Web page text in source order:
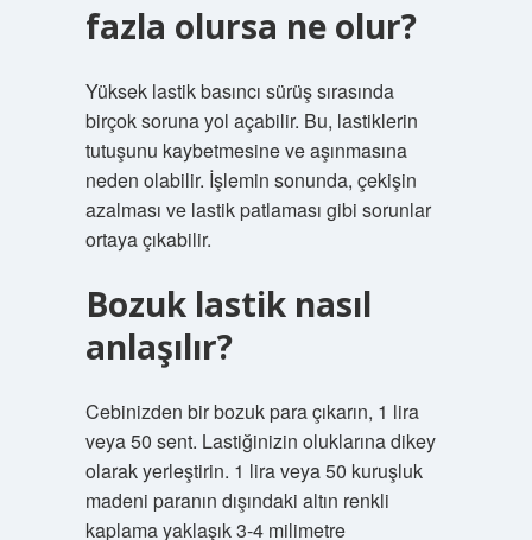
fazla olursa ne olur?
Yüksek lastik basıncı sürüş sırasında
birçok soruna yol açabilir. Bu, lastiklerin
tutuşunu kaybetmesine ve aşınmasına
neden olabilir. İşlemin sonunda, çekişin
azalması ve lastik patlaması gibi sorunlar
ortaya çıkabilir.
Bozuk lastik nasıl
anlaşılır?
Cebinizden bir bozuk para çıkarın, 1 lira
veya 50 sent. Lastiğinizin oluklarına dikey
olarak yerleştirin. 1 lira veya 50 kuruşluk
madeni paranın dışındaki altın renkli
kaplama yaklaşık 3-4 milimetre